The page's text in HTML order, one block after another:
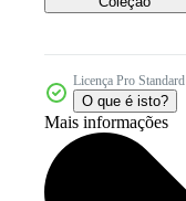
Licença Pro Standard
O que é isto?
Mais informações